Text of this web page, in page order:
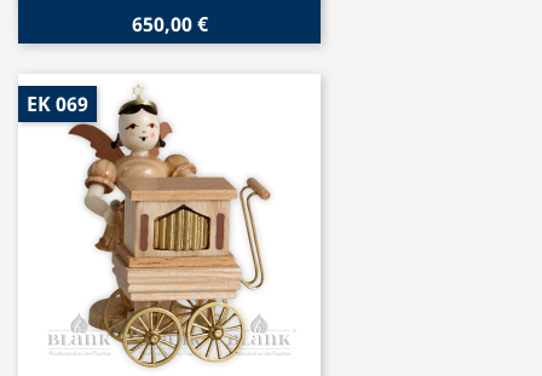
650,00 €
EK 069